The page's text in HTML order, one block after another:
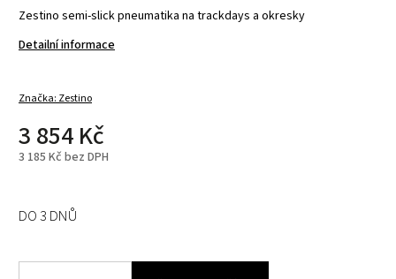
Zestino semi-slick pneumatika na trackdays a okresky
Detailní informace
Značka: Zestino
3 854 Kč
3 185 Kč bez DPH
DO 3 DNŮ